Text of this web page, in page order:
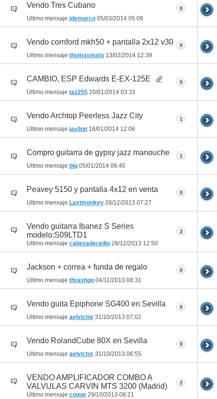
Vendo Tres Cubano
Último mensaje jdemarco 05/03/2014 05:06
0
Vendo cornford mkh50 + pantalla 2x12 v30
Último mensaje thomasmats 13/02/2014 12:39
0
CAMBIO, ESP Edwards E-EX-125E
Último mensaje taz255 20/01/2014 03:31
0
Vendo Archtop Peerless Jazz City
Último mensaje javilon 18/01/2014 12:06
1
Compro guitarra de gypsy jazz manouche
Último mensaje big 05/01/2014 06:40
1
Peavey 5150 y pantalla 4x12 en venta
Último mensaje Lastmonkey 28/12/2013 07:27
0
Vendo guitarra Ibanez S Series
modelo:S09LTD1
Último mensaje cabezaderadio 28/12/2013 12:50
2
Jackson + correa + funda de regalo
Último mensaje thrashgo 04/11/2013 08:31
0
Vendo guita Epiphone SG400 en Sevilla
Último mensaje aelvictor 31/10/2013 07:02
0
Vendo RolandCube 80X en Sevilla
Último mensaje aelvictor 31/10/2013 06:55
0
VENDO AMPLIFICADOR COMBO A
VALVULAS CARVIN MTS 3200 (Madrid)
Último mensaje coque 29/10/2013 08:21
2